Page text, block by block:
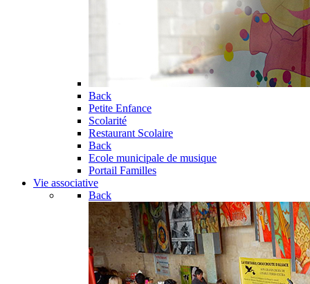
Back
Petite Enfance
Scolarité
Restaurant Scolaire
Back
Ecole municipale de musique
Portail Familles
Vie associative
Back